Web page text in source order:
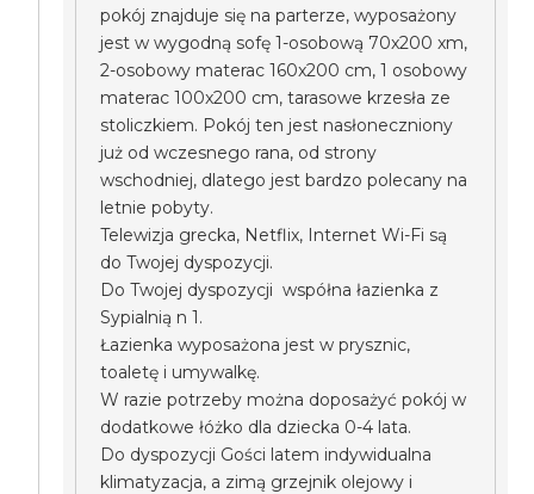
pokój znajduje się na parterze, wyposażony
jest w wygodną sofę 1-osobową 70x200 xm,
2-osobowy materac 160x200 cm, 1 osobowy
materac 100x200 cm, tarasowe krzesła ze
stoliczkiem. Pokój ten jest nasłoneczniony
już od wczesnego rana, od strony
wschodniej, dlatego jest bardzo polecany na
letnie pobyty.
Telewizja grecka, Netflix, Internet Wi-Fi są
do Twojej dyspozycji.
Do Twojej dyspozycji współna łazienka z
Sypialnią n 1.
Łazienka wyposażona jest w prysznic,
toaletę i umywalkę.
W razie potrzeby można doposażyć pokój w
dodatkowe łóżko dla dziecka 0-4 lata.
Do dyspozycji Gości latem indywidualna
klimatyzacja, a zimą grzejnik olejowy i